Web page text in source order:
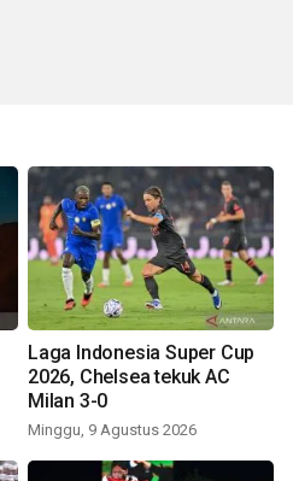
Laga Indonesia Super Cup
2026, Chelsea tekuk AC
Milan 3-0
Minggu, 9 Agustus 2026